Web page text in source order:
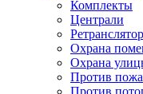
Комплекты
Централи
Охрана
Охрана
Против
Против